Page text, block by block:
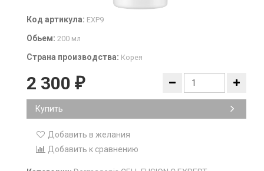
Код артикула: EXP9
Обьем: 200 мл
Страна производства: Корея
2 300 ₽
Купить
Добавить в желания
Добавить к сравнению